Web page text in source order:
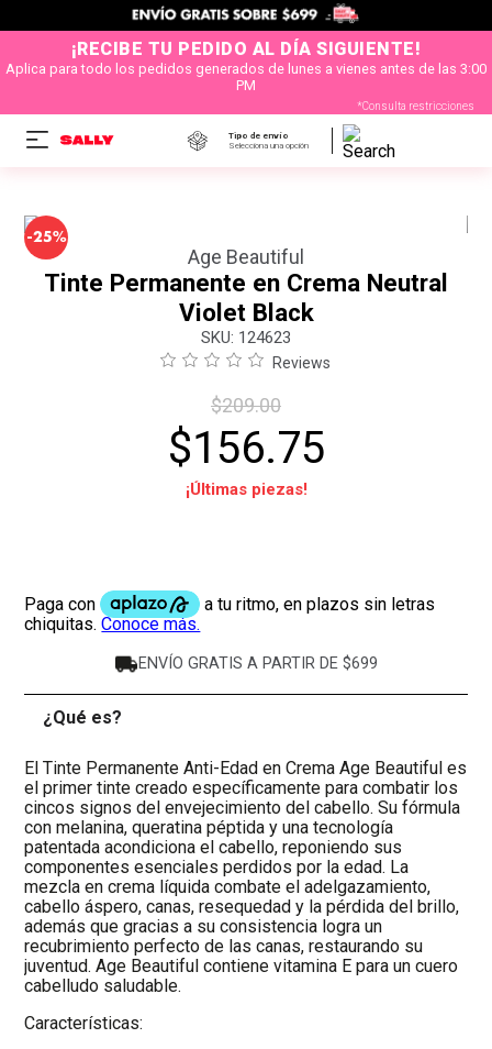
¡RECIBE TU PEDIDO AL DÍA SIGUIENTE!
Aplica para todo los pedidos generados de lunes a vienes antes de las 3:00
PM
*Consulta restricciones
Tipo de envío
Selecciona una opción
-25%
Age Beautiful
Tinte Permanente en Crema Neutral
Violet Black
: 124623
Reviews
$209.00
$156.75
¡Últimas piezas!
ENVÍO GRATIS A PARTIR DE $699
¿Qué es?
El Tinte Permanente Anti-Edad en Crema Age Beautiful es
el primer tinte creado específicamente para combatir los
cincos signos del envejecimiento del cabello. Su fórmula
con melanina, queratina péptida y una tecnología
patentada acondiciona el cabello, reponiendo sus
componentes esenciales perdidos por la edad. La
mezcla en crema líquida combate el adelgazamiento,
cabello áspero, canas, resequedad y la pérdida del brillo,
además que gracias a su consistencia logra un
recubrimiento perfecto de las canas, restaurando su
juventud. Age Beautiful contiene vitamina E para un cuero
cabelludo saludable.
Características: